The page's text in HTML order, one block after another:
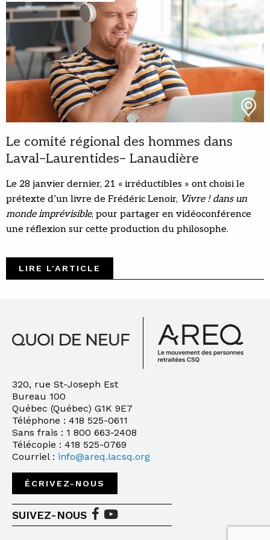
Le comité régional des hommes dans
Laval–Laurentides– Lanaudière
Le 28 janvier dernier, 21 « irréductibles » ont choisi le
prétexte d’un livre de Frédéric Lenoir, Vivre ! dans un
monde imprévisible, pour partager en vidéoconférence
une réflexion sur cette production du philosophe.
LIRE L'ARTICLE
320, rue St-Joseph Est
Bureau 100
Québec (Québec) G1K 9E7
Téléphone : 418 525-0611
Sans frais : 1 800 663-2408
Télécopie : 418 525-0769
Courriel : info@areq.lacsq.org
ÉCRIVEZ-NOUS
SUIVEZ-NOUS